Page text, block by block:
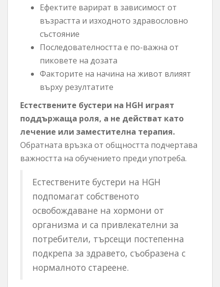
Ефектите варират в зависимост от
възрастта и изходното здравословно
състояние
Последователността е по-важна от
пиковете на дозата
Факторите на начина на живот влияят
върху резултатите
Естествените бустери на HGH играят
поддържаща роля, а не действат като
лечение или заместителна терапия.
Обратната връзка от общността подчертава
важността на обучението преди употреба.
Естествените бустери на HGH
подпомагат собственото
освобождаване на хормони от
организма и са привлекателни за
потребители, търсещи постепенна
подкрепа за здравето, съобразена с
нормалното стареене.